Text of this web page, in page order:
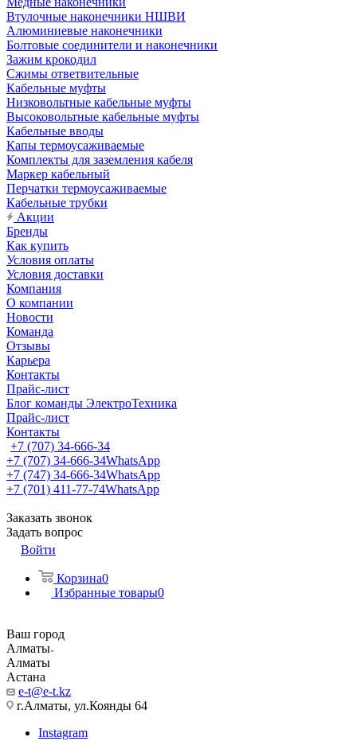
Втулочные наконечники НШВИ
Алюминиевые наконечники
Болтовые соединители и наконечники
Зажим крокодил
Сжимы ответвительные
Кабельные муфты
Низковольтные кабельные муфты
Высоковольтные кабельные муфты
Кабельные вводы
Капы термоусаживаемые
Комплекты для заземления кабеля
Маркер кабельный
Перчатки термоусаживаемые
Кабельные трубки
Акции
Бренды
Как купить
Условия оплаты
Условия доставки
Компания
О компании
Новости
Команда
Отзывы
Карьера
Контакты
Прайс-лист
Блог команды ЭлектроТехника
Прайс-лист
Контакты
+7 (707) 34-666-34
+7 (707) 34-666-34WhatsApp
+7 (747) 34-666-34WhatsApp
+7 (701) 411-77-74WhatsApp
Заказать звонок
Задать вопрос
Войти
Корзина0
Избранные товары0
Ваш город
Алматы
Алматы
Астана
e-t@e-t.kz
г.Алматы, ул.Коянды 64
Instagram